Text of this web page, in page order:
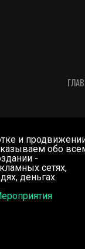
и
обо
-
сетях,
деньгах.